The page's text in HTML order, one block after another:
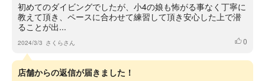
初めてのダイビングでしたが、小4の娘も怖がる事なく丁寧に
教えて頂き、ペースに合わせて練習して頂き安心した上で潜
ることが出...
2024/3/3 さくらさん いいね
0
店舗からの返信が届きました！